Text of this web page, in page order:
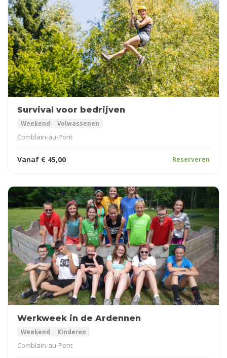
Survival voor bedrijven
Weekend Volwassenen
Comblain-au-Pont
Vanaf € 45,00 Reserveren
Werkweek in de Ardennen
Weekend Kinderen
Comblain-au-Pont